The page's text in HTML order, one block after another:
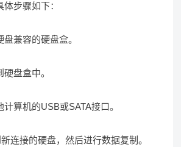
步骤如下：
兼容的硬盘盒。
盘盒中。
算机的USB或SATA接口。
连接的硬盘，然后进行数据复制。